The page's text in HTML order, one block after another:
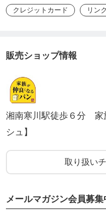
クレジットカード リン
販売ショップ情報
湘南寒川駅徒歩６分 家
シュ】
取り扱い
メールマガジン会員募集